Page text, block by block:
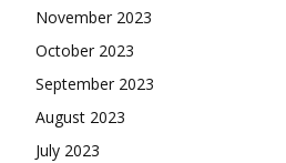
November 2023
October 2023
September 2023
August 2023
July 2023